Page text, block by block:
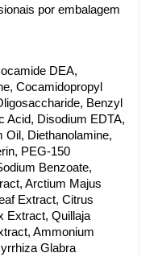
por embalagem
DEA,
Cocamidopropyl
Benzyl
Acid, Disodium EDTA,
Oil, Diethanolamine,
PEG-150
Benzoate,
Arctium Majus
Extract, Citrus
Extract, Quillaja
Ammonium
Glabra